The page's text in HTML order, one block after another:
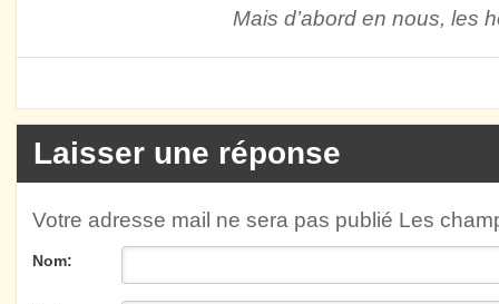
Mais d’abord en nous, les
Laisser une réponse
Votre adresse mail ne sera pas publié Les
Nom: